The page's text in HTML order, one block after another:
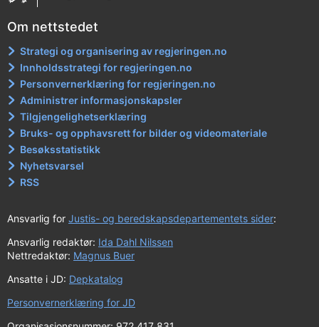
Om nettstedet
Strategi og organisering av regjeringen.no
Innholdsstrategi for regjeringen.no
Personvernerklæring for regjeringen.no
Administrer informasjonskapsler
Tilgjengelighetserklæring
Bruks- og opphavsrett for bilder og videomateriale
Besøksstatistikk
Nyhetsvarsel
RSS
Ansvarlig for Justis- og beredskapsdepartementets sider:
Ansvarlig redaktør: Ida Dahl Nilssen
Nettredaktør: Magnus Buer
Ansatte i JD: Depkatalog
Personvernerklæring for JD